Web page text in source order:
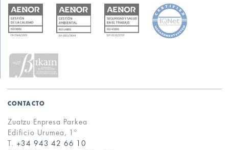
CONTACTO
Zuatzu Enpresa Parkea
Edificio Urumea, 1º
T. +34 943 42 66 10